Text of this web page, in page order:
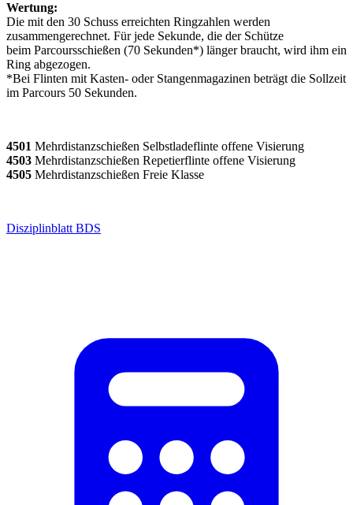
Wertung:
Die mit den 30 Schuss erreichten Ringzahlen werden
zusammengerechnet. Für jede Sekunde, die der Schütze
beim Parcoursschießen (70 Sekunden*) länger braucht, wird ihm ein
Ring abgezogen.
*Bei Flinten mit Kasten- oder Stangenmagazinen beträgt die Sollzeit
im Parcours 50 Sekunden.
4501 Mehrdistanzschießen Selbstladeflinte offene Visierung
4503 Mehrdistanzschießen Repetierflinte offene Visierung
4505 Mehrdistanzschießen Freie Klasse
Disziplinblatt BDS